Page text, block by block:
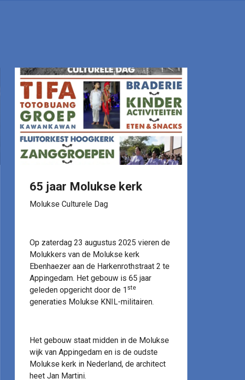
65 jaar Molukse kerk
Molukse Culturele Dag
Op zaterdag 23 augustus 2025 vieren de
Molukkers van de Molukse kerk
Ebenhaezer aan de Harkenrothstraat 2 te
Appingedam. Het gebouw is 65 jaar
geleden opgericht door de 1 ste
generaties Molukse KNIL-militairen.
Het gebouw staat midden in de Molukse
wijk van Appingedam en is de oudste
Molukse kerk in Nederland, de architect
heet Jan Martini.